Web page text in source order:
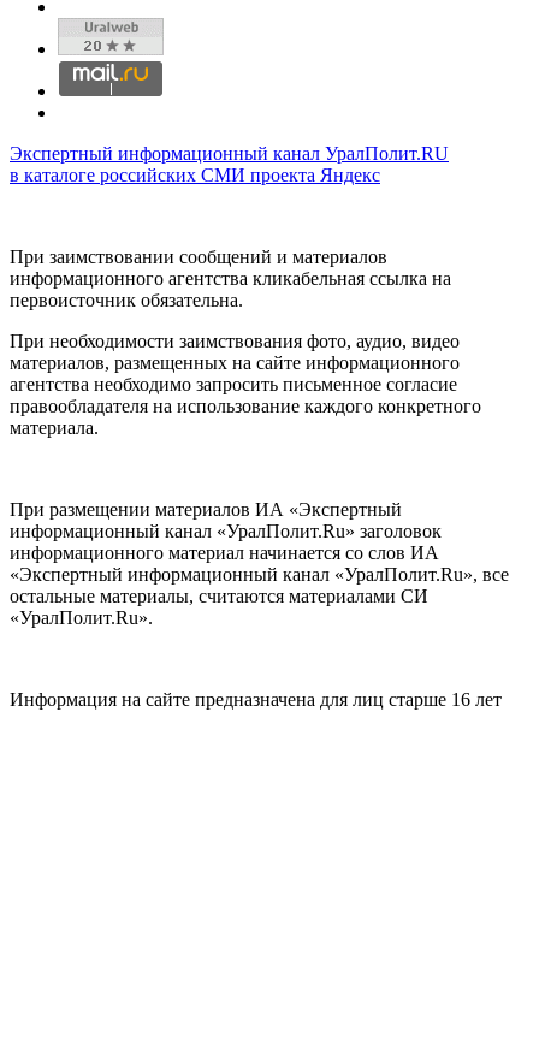
Экспертный информационный канал УралПолит.RU
в каталоге российских СМИ проекта Яндекс
При заимствовании сообщений и материалов
информационного агентства кликабельная ссылка на
первоисточник обязательна.
При необходимости заимствования фото, аудио, видео
материалов, размещенных на сайте информационного
агентства необходимо запросить письменное согласие
правообладателя на использование каждого конкретного
материала.
При размещении материалов ИА «Экспертный
информационный канал «УралПолит.Ru» заголовок
информационного материал начинается со слов ИА
«Экспертный информационный канал «УралПолит.Ru», все
остальные материалы, считаются материалами СИ
«УралПолит.Ru».
Информация на сайте предназначена для лиц старше 16 лет